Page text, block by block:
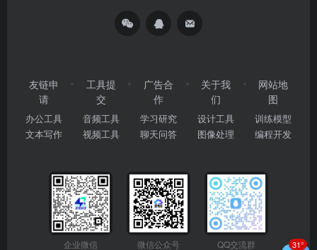
友链申
请
办公工具
文本写作
工具提
交
音频工具
视频工具
广告合
作
学习研究
聊天问答
关于我
们
设计工具
图像处理
网站地
图
训练模型
编程开发
企业微信 微信公众号 QQ交流群 31°